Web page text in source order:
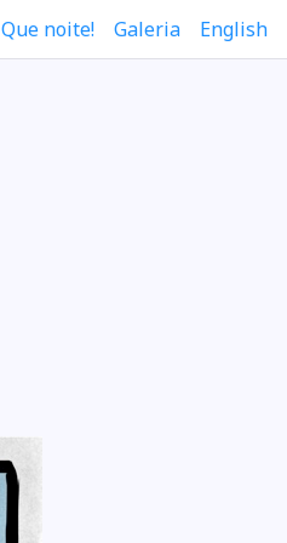
Que noite! Galeria English